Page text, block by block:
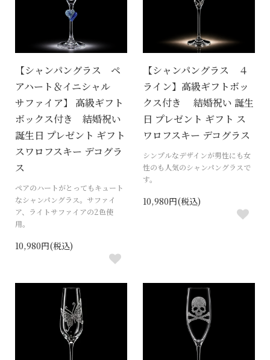
【シャンパングラス ペ
アハート＆イニシャル
サファイア】 高級ギフト
ボックス付き 結婚祝い
誕生日 プレゼント ギフト
スワロフスキー デコグラ
ス
ペアのハートがとってもキュート
なシャンパングラス。サファイ
ア、ライトサファイアの2色使
用。
10,980円(税込)
【シャンパングラス ４
ライン】高級ギフトボッ
クス付き 結婚祝い 誕生
日 プレゼント ギフト ス
ワロフスキー デコグラス
シンプルなデザインが男性にも女
性のも人気のシャンパングラスで
す。
10,980円(税込)